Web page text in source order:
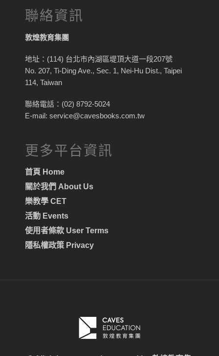
聯絡資訊
敦煌教育集團
地址：(114) 台北市內湖區堤頂大道一段207號
No. 207, Ti-Ding Ave., Sec. 1, Nei-Hu Dist., Taipei
114, Taiwan
聯絡電話：(02) 8792-5024
E-mail: service@cavesbooks.com.tw
更多平台資訊
首頁 Home
關於我們 About Us
樂教學 CET
活動 Events
使用者條款 User Terms
隱私權政策 Privacy